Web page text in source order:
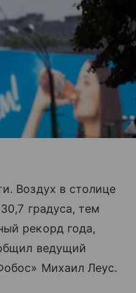
Воздух в столице
градуса, тем
рекорд года,
ведущий
Михаил Леус.